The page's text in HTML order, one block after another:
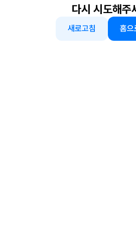
다시 시도해주
새로고침 홈으